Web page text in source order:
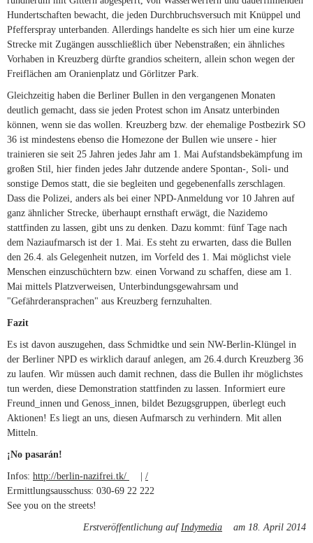
Hundertschaften bewacht, die jeden Durchbruchsversuch mit Knüppel und
Pfefferspray unterbanden. Allerdings handelte es sich hier um eine kurze
Strecke mit Zugängen ausschließlich über Nebenstraßen; ein ähnliches
Vorhaben in Kreuzberg dürfte grandios scheitern, allein schon wegen der
Freiflächen am Oranienplatz und Görlitzer Park.
Gleichzeitig haben die Berliner Bullen in den vergangenen Monaten
deutlich gemacht, dass sie jeden Protest schon im Ansatz unterbinden
können, wenn sie das wollen. Kreuzberg bzw. der ehemalige Postbezirk SO
36 ist mindestens ebenso die Homezone der Bullen wie unsere - hier
trainieren sie seit 25 Jahren jedes Jahr am 1. Mai Aufstandsbekämpfung im
großen Stil, hier finden jedes Jahr dutzende andere Spontan-, Soli- und
sonstige Demos statt, die sie begleiten und gegebenenfalls zerschlagen.
Dass die Polizei, anders als bei einer NPD-Anmeldung vor 10 Jahren auf
ganz ähnlicher Strecke, überhaupt ernsthaft erwägt, die Nazidemo
stattfinden zu lassen, gibt uns zu denken. Dazu kommt: fünf Tage nach
dem Naziaufmarsch ist der 1. Mai. Es steht zu erwarten, dass die Bullen
den 26.4. als Gelegenheit nutzen, im Vorfeld des 1. Mai möglichst viele
Menschen einzuschüchtern bzw. einen Vorwand zu schaffen, diese am 1.
Mai mittels Platzverweisen, Unterbindungsgewahrsam und
"Gefährderansprachen" aus Kreuzberg fernzuhalten.
Fazit
Es ist davon auszugehen, dass Schmidtke und sein NW-Berlin-Klüngel in
der Berliner NPD es wirklich darauf anlegen, am 26.4.durch Kreuzberg 36
zu laufen. Wir müssen auch damit rechnen, dass die Bullen ihr möglichstes
tun werden, diese Demonstration stattfinden zu lassen. Informiert eure
Freund_innen und Genoss_innen, bildet Bezugsgruppen, überlegt euch
Aktionen! Es liegt an uns, diesen Aufmarsch zu verhindern. Mit allen
Mitteln.
¡No pasarán!
Infos: http://berlin-nazifrei.tk/ (link is external)
/
Ermittlungsausschuss: 030-69 22 222
See you on the streets!
Erstveröffentlichung aufIndymedia (link is external)
am 18. April 2014